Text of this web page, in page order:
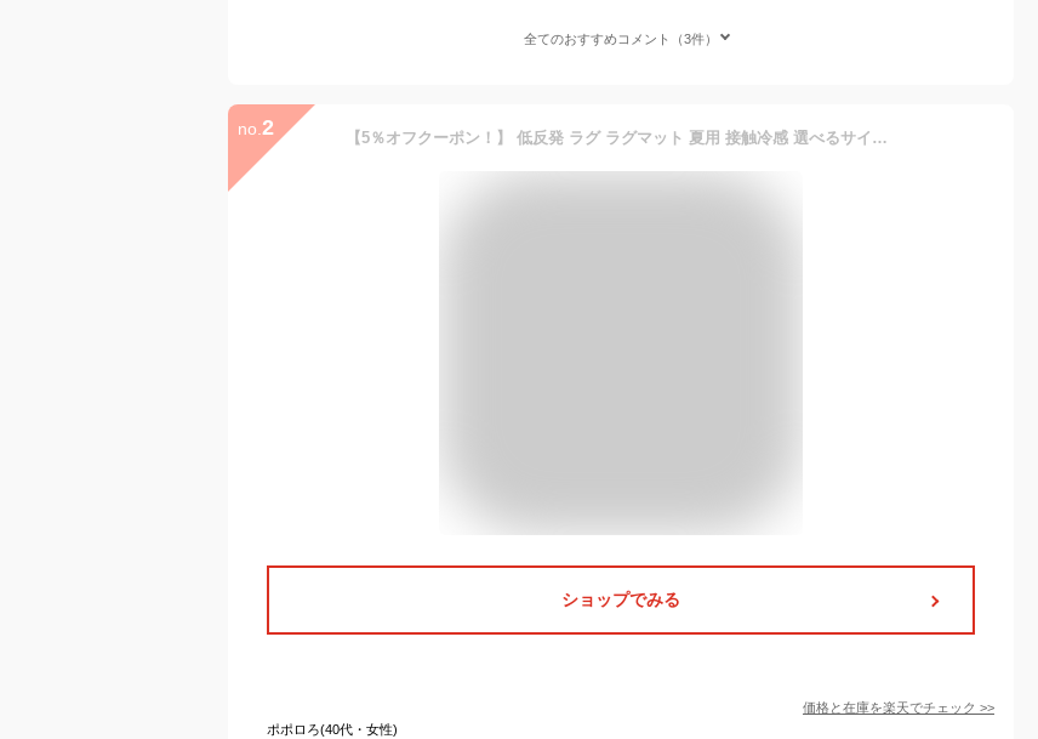
全てのおすすめコメント（3件）
no. 2 【5％オフクーポン！】 低反発 ラグ ラグマット 夏用 接触冷感 選べるサイズ ひんやり ラグマット 低反発 厚20mm 防音 フロア 床 滑り止め付 厚手 ふかふか 北欧 冷感 涼しい クールマット 節電 エコ 極厚 夏
ショップでみる
価格と在庫を楽天でチェック >>
ポポロろ(40代・女性)